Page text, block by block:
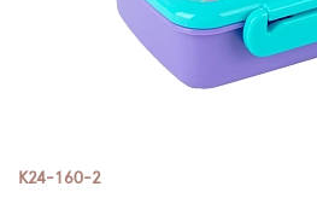
K24-160-2